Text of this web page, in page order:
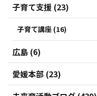
子育て支援 (23)
子育て講座 (16)
広島 (6)
愛媛本部 (23)